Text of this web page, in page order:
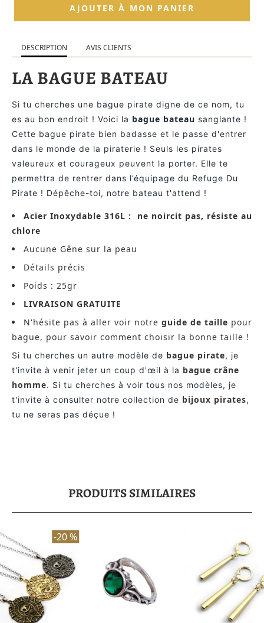
AJOUTER À MON PANIER
DESCRIPTION AVIS CLIENTS
LA BAGUE BATEAU
Si tu cherches une bague pirate digne de ce nom, tu
es au bon endroit ! Voici la bague bateau sanglante !
Cette bague pirate bien badasse et le passe d'entrer
dans le monde de la piraterie ! Seuls les pirates
valeureux et courageux peuvent la porter. Elle te
permettra de rentrer dans l’équipage du Refuge Du
Pirate ! Dépêche-toi, notre bateau t'attend !
Acier Inoxydable 316L :
ne noircit pas, résiste au
chlore
Aucune Gêne sur la peau
Détails précis
Poids : 25gr
LIVRAISON GRATUITE
N'hésite pas à aller voir notre guide de taille pour
bague, pour savoir comment choisir la bonne taille !
Si tu cherches un autre modèle de bague pirate, je
t'invite à venir jeter un coup d'œil à la bague crâne
homme. Si tu cherches à voir tous nos modèles, je
t'invite à consulter notre collection de bijoux pirates,
tu ne seras pas déçue !
PRODUITS SIMILAIRES
-20 %